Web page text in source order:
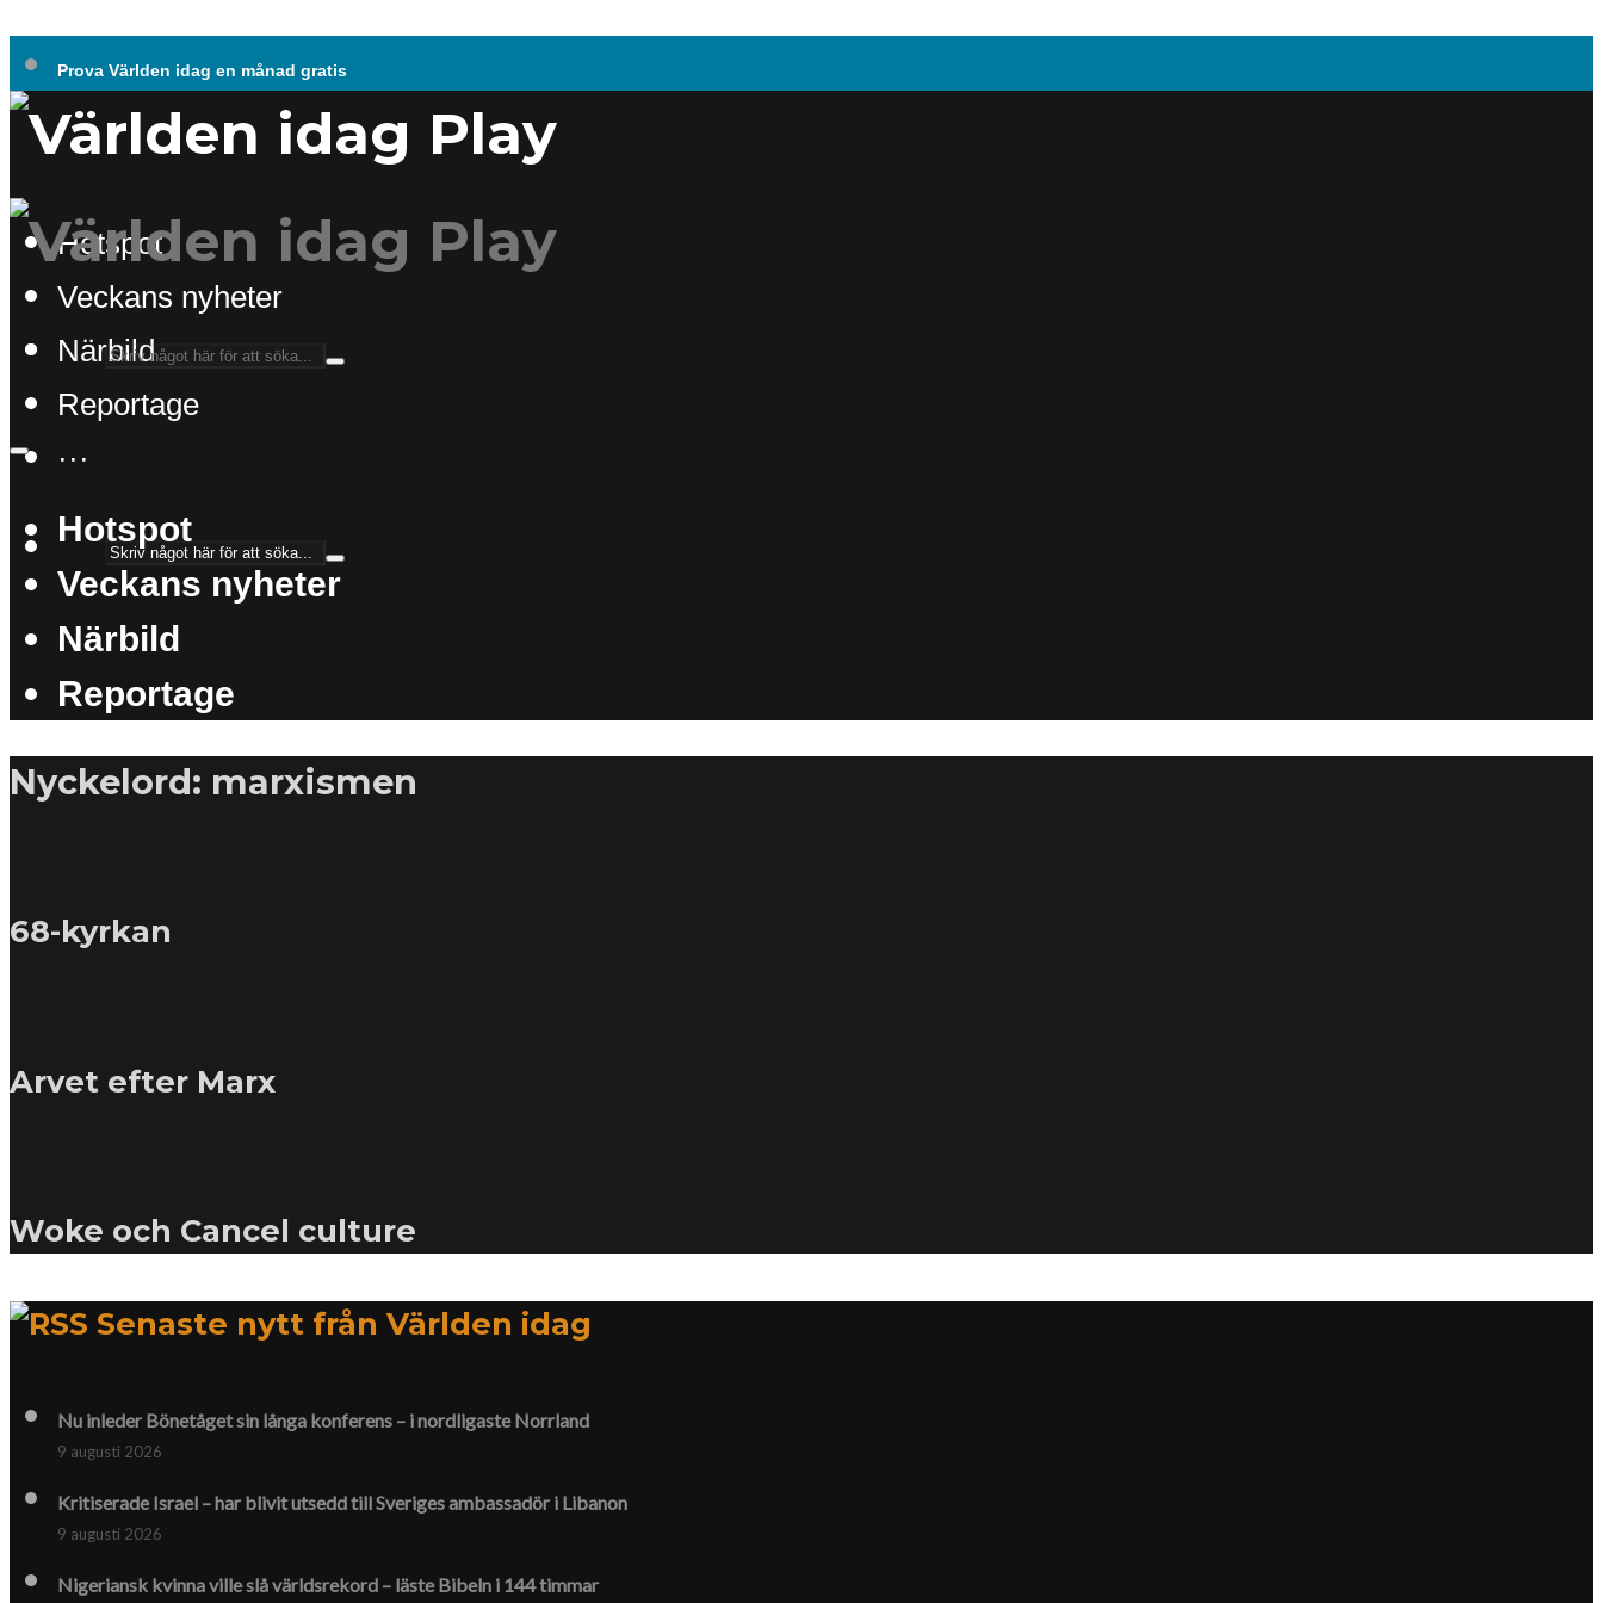
Prova Världen idag en månad gratis
Hotspot
Veckans nyheter
Närbild
Reportage
···
Hotspot
Veckans nyheter
Närbild
Reportage
Nyckelord: marxismen
68-kyrkan
Arvet efter Marx
Woke och Cancel culture
Senaste nytt från Världen idag
Nu inleder Bönetåget sin långa konferens – i nordligaste Norrland
9 augusti 2026
Kritiserade Israel – har blivit utsedd till Sveriges ambassadör i Libanon
9 augusti 2026
Nigeriansk kvinna ville slå världs­rekord – läste Bibeln i 144 timmar